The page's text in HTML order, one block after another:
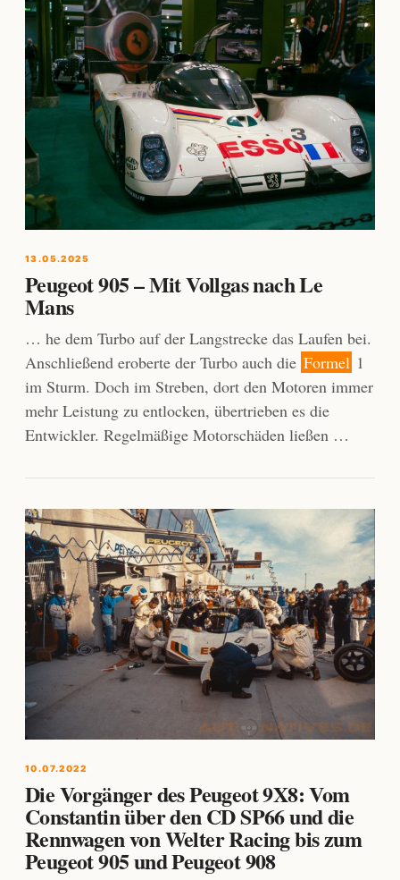
13.05.2025
Peugeot 905 – Mit Vollgas nach Le
Mans
… he dem Turbo auf der Langstrecke das Laufen bei.
Anschließend eroberte der Turbo auch die Formel 1
im Sturm. Doch im Streben, dort den Motoren immer
mehr Leistung zu entlocken, übertrieben es die
Entwickler. Regelmäßige Motorschäden ließen …
10.07.2022
Die Vorgänger des Peugeot 9X8: Vom
Constantin über den CD SP66 und die
Rennwagen von Welter Racing bis zum
Peugeot 905 und Peugeot 908